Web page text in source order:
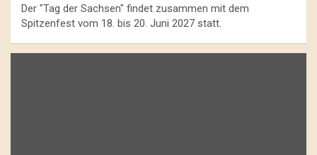
Der "Tag der Sachsen" findet zusammen mit dem
Spitzenfest vom 18. bis 20. Juni 2027 statt.